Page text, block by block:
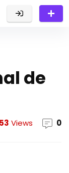
de
53 Views 0